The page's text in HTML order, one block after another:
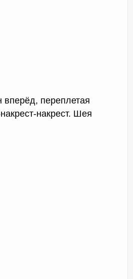
вперёд, переплетая
накрест. Шея